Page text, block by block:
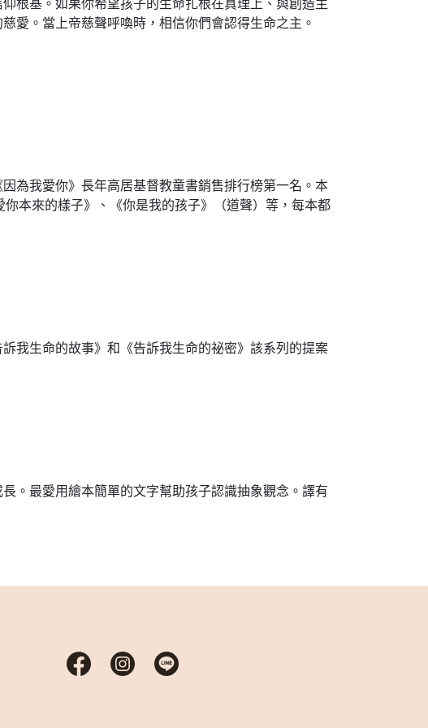
根基。如果你希望孩子的生命扎根在真理上、與創造主
愛。當上帝慈聲呼喚時，相信你們會認得生命之主。
為我愛你》長年高居基督教童書銷售排行榜第一名。本
本來的樣子》、《你是我的孩子》（道聲）等，每本都
我生命的故事》和《告訴我生命的祕密》該系列的提案
。最愛用繪本簡單的文字幫助孩子認識抽象觀念。譯有